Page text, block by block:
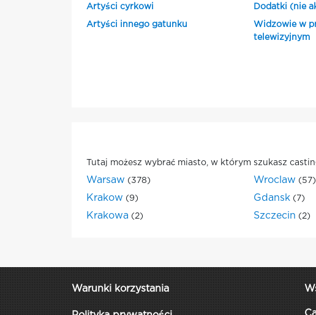
Artyści cyrkowi
Artyści innego gatunku
Dodatki (nie
Widzowie w
telewizyjnym
Tutaj możesz wybrać miasto, w którym szukasz
Warsaw (378) Wroclaw (57)
Krakow (9) Gdansk (7)
Krakowa (2) Szczecin (2)
Warunki korzystania